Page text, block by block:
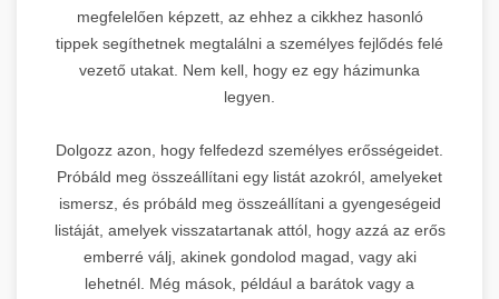
megfelelően képzett, az ehhez a cikkhez hasonló
tippek segíthetnek megtalálni a személyes fejlődés felé
vezető utakat. Nem kell, hogy ez egy házimunka
legyen.
Dolgozz azon, hogy felfedezd személyes erősségeidet.
Próbáld meg összeállítani egy listát azokról, amelyeket
ismersz, és próbáld meg összeállítani a gyengeségeid
listáját, amelyek visszatartanak attól, hogy azzá az erős
emberré válj, akinek gondolod magad, vagy aki
lehetnél. Még mások, például a barátok vagy a